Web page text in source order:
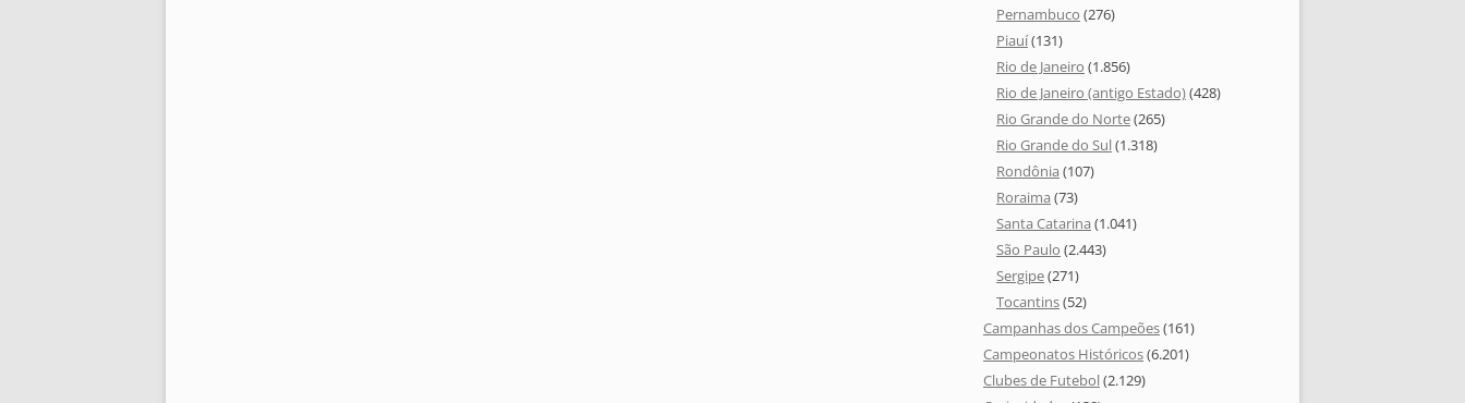
Pernambuco (276)
Piauí(131)
Rio de Janeiro (1.856)
Rio de Janeiro (antigo Estado)(428)
Rio Grande do Norte(265)
Rio Grande do Sul(1.318)
Rondônia (107)
Roraima (73)
Santa Catarina (1.041)
São Paulo (2.443)
Sergipe(271)
Tocantins(52)
Campanhas dos Campeões(161)
Campeonatos Históricos(6.201)
Clubes de Futebol(2.129)